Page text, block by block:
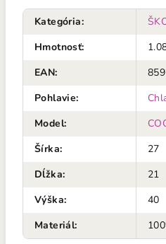
Kategória:
Hmotnosť:
EAN:
Pohlavie:
Model:
Šírka:
27
Dĺžka:
21
Výška:
40
Materiál: